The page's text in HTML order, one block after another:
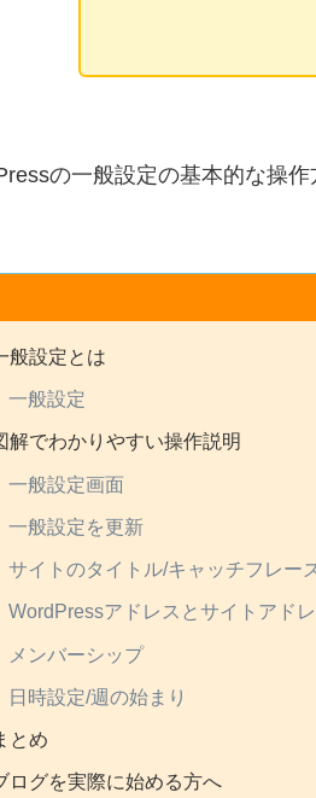
の一般設定の基本的な操
般設定とは
一般設定
解でわかりやすい操作説明
一般設定画面
一般設定を更新
サイトのタイトル/キャッチフレー
WordPressアドレスとサイトアド
メンバーシップ
日時設定/週の始まり
とめ
ログを実際に始める方へ